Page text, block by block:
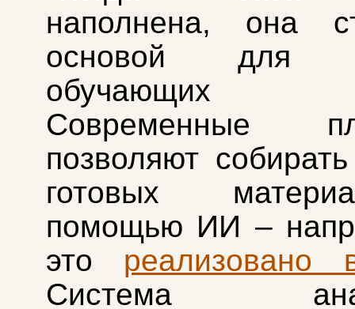
наполнена, она
основой для
обучающих
Современные
позволяют
готовых
помощью ИИ –
это реализовано
Система